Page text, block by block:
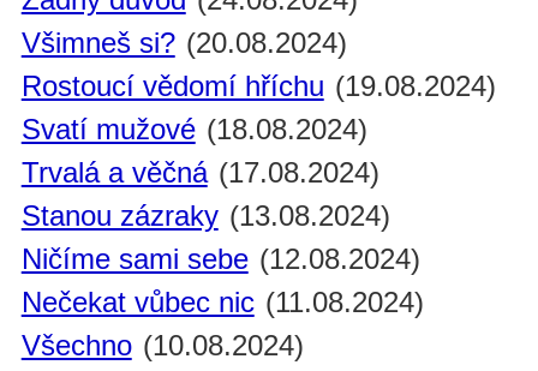
Všimneš si? (20.08.2024)
Rostoucí vědomí hříchu (19.08.2024)
Svatí mužové (18.08.2024)
Trvalá a věčná (17.08.2024)
Stanou zázraky (13.08.2024)
Ničíme sami sebe (12.08.2024)
Nečekat vůbec nic (11.08.2024)
Všechno (10.08.2024)